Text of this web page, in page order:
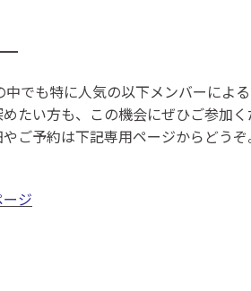
中でも特に人気の以下メンバーによ
たい方も、この機会にぜひご参加く
ご予約は下記専用ページからどうぞ
ジ